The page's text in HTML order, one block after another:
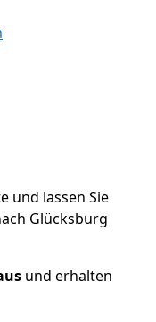
und lassen Sie
Glücksburg
und erhalten